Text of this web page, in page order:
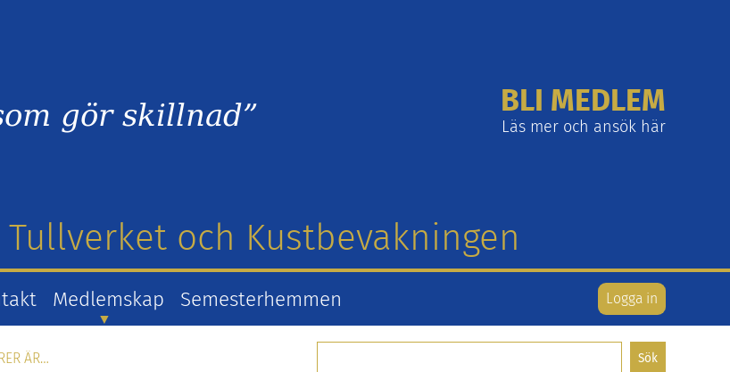
gör skillnad” BLI MEDLEM
Läs mer och ansök här
och Kustbevakningen
Medlemskap Semesterhemmen Logga in
ÄR…